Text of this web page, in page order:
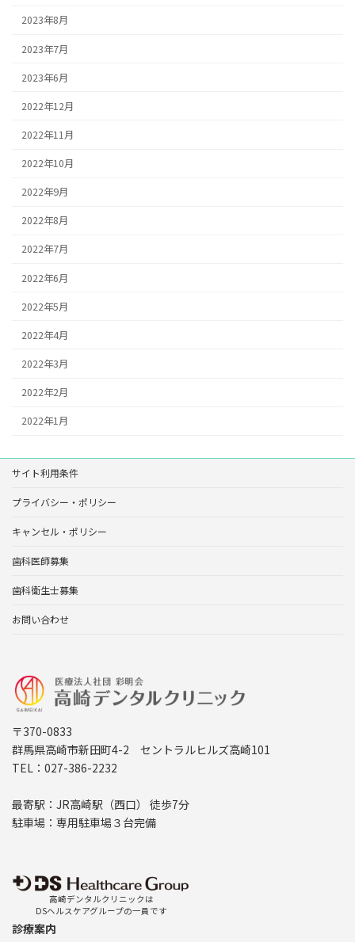
2023年8月
2023年7月
2023年6月
2022年12月
2022年11月
2022年10月
2022年9月
2022年8月
2022年7月
2022年6月
2022年5月
2022年4月
2022年3月
2022年2月
2022年1月
サイト利用条件
プライバシー・ポリシー
キャンセル・ポリシー
歯科医師募集
歯科衛生士募集
お問い合わせ
〒370-0833
群馬県高崎市新田町4-2 セントラルヒルズ高崎101
TEL：027-386-2232
最寄駅：JR高崎駅（西口） 徒歩7分
駐車場：専用駐車場３台完備
高崎デンタルクリニックは
DSヘルスケアグループの一員です
診療案内